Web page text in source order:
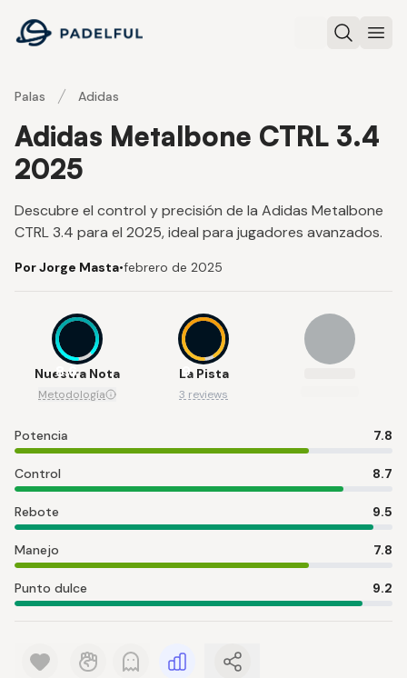
Padelful
Buscar
Palas Adidas
Adidas Metalbone CTRL 3.4
2025
Descubre el control y precisión de la Adidas Metalbone
CTRL 3.4 para el 2025, ideal para jugadores avanzados.
Por Jorge Masta•febrero de 2025
8.6
Nuestra Nota
Metodología
9
La Pista
3 reviews
Potencia 7.8
Control 8.7
Rebote 9.5
Manejo 7.8
Punto dulce 9.2